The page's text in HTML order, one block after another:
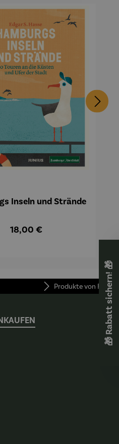
Inseln und Strände
Regulärer Preis:
18,00 €
Produkte von FUNKE
🎁 Rabatt sichern! 🎁